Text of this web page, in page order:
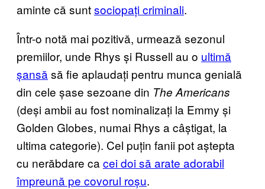
aminte că suntsociopați criminali.
Într-o notă mai pozitivă, urmează sezonul
premiilor, unde Rhys și Russell au o ultimă
șansă să fie aplaudați pentru munca genială
din cele șase sezoane din The Americans
(deși ambii au fost nominalizați la Emmy și
Golden Globes, numai Rhys a câștigat, la
ultima categorie). Cel puțin fanii pot aștepta
cu nerăbdare ca cei doi să arate adorabil
împreună pe covorul roșu.